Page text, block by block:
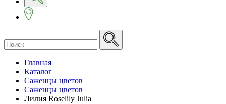
Главная
Каталог
Саженцы цветов
Саженцы цветов
Лилия Roselily Julia